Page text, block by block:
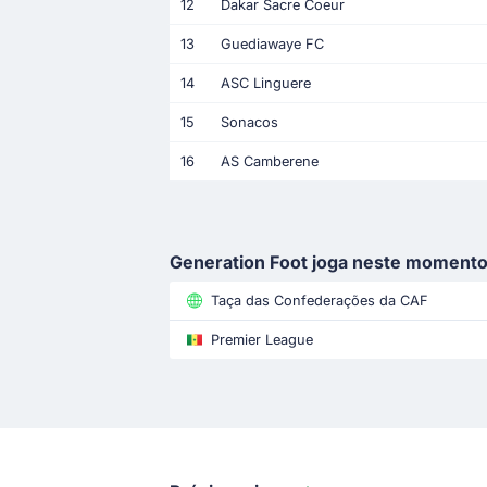
12 Dakar Sacre Coeur
13 Guediawaye FC
14 ASC Linguere
15 Sonacos
16 AS Camberene
Generation Foot joga neste momento
Taça das Confederações da CAF
Premier League